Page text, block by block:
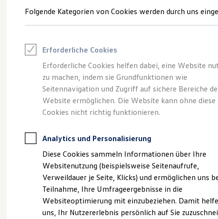
Junge Gebrauchtwagen und Gebrauchtwagen
Saisonangebote
Leasing
Leasing-Angebote
Gebrauchtwagen Leasing
Junge Gebrauchtwagen-Leasing
Elektroauto Leasing
Kleinwagen-Leasing
Leasing ohne Anzahlung
Autokredit mit Schlussrate
Versicherungen und Garantien
Kfz-Versicherung
Restschuldversicherungen
Garantien
Wartungsverträge
Geschäftskunden
Professional Class bei Volkswagen
Großkunden
Behörden
Sportlich, edel,
elegant:der Touareg
Impressum & Rechtliches
Folgende Kategorien von Cookies werden durch uns
Erforderliche Cookies
Erforderliche Cookies helfen dabei, eine Website
zu machen, indem sie Grundfunktionen wie
Seitennavigation und Zugriff auf sichere Bereiche
Website ermöglichen. Die Website kann ohne diese
Cookies nicht richtig funktionieren.
Analytics und Personalisierung
Diese Cookies sammeln Informationen über Ihre
Websitenutzung (beispielsweise Seitenaufrufe,
Verweildauer je Seite, Klicks) und ermöglichen uns
Teilnahme, Ihre Umfrageergebnisse in die
Websiteoptimierung mit einzubeziehen. Damit
uns, Ihr Nutzererlebnis persönlich auf Sie